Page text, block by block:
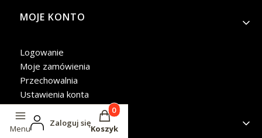
MOJE KONTO
Logowanie
Moje zamówienia
Przechowalnia
Ustawienia konta
INFORMACJE
Menu
Zaloguj się Produkty w koszyku: 0. Zobacz
Koszyk